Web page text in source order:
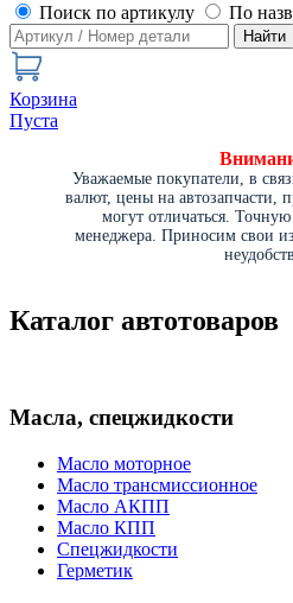
Поиск по артикулу По
Найти
Корзина
Пуста
Уважаемые покупатели, в
валют, цены на автозапчасти,
могут отличаться.
менеджера. Приносим свои
Каталог автотоваров
Масла, спецжидкости
Масло моторное
Масло трансмиссионное
Масло АКПП
Масло КПП
Спецжидкости
Герметик